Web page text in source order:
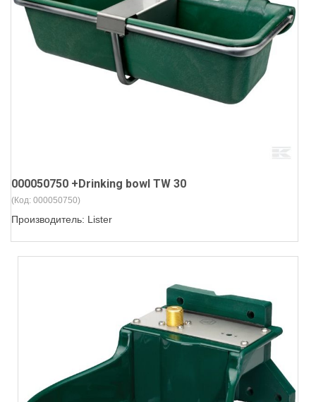
000050750 +Drinking bowl TW 30
(Код: 000050750)
Производитель: Lister